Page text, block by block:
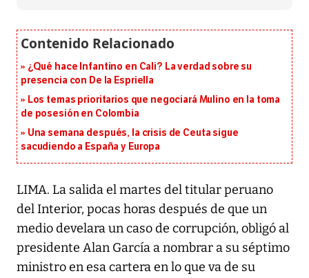
¿Qué hace Infantino en Cali? La verdad sobre su
presencia con De la Espriella
Los temas prioritarios que negociará Mulino en la toma
de posesión en Colombia
Una semana después, la crisis de Ceuta sigue
sacudiendo a España y Europa
LIMA. La salida el martes del titular peruano
del Interior, pocas horas después de que un
medio develara un caso de corrupción, obligó al
presidente Alan García a nombrar a su séptimo
ministro en esa cartera en lo que va de su